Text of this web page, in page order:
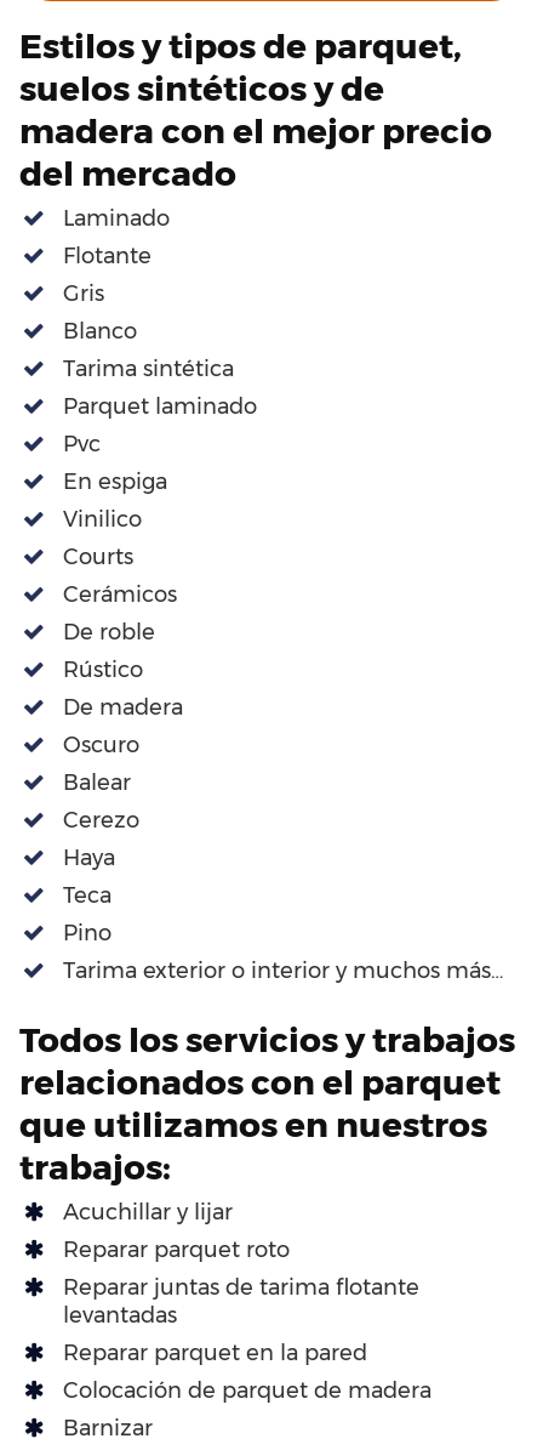
Estilos y tipos de parquet,
suelos sintéticos y de
madera con el mejor precio
del mercado
Laminado
Flotante
Gris
Blanco
Tarima sintética
Parquet laminado
Pvc
En espiga
Vinilico
Courts
Cerámicos
De roble
Rústico
De madera
Oscuro
Balear
Cerezo
Haya
Teca
Pino
Tarima exterior o interior y muchos más…
Todos los servicios y trabajos
relacionados con el parquet
que utilizamos en nuestros
trabajos:
Acuchillar y lijar
Reparar parquet roto
Reparar juntas de tarima flotante
levantadas
Reparar parquet en la pared
Colocación de parquet de madera
Barnizar